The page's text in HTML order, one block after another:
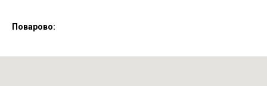
Поварово: